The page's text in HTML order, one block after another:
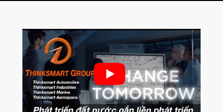
Sản Phẩm
Máy In 3D Để Bàn Formlabs U.S.
Máy In 3D SLA Công Nghiệp
Máy in 3D EOS